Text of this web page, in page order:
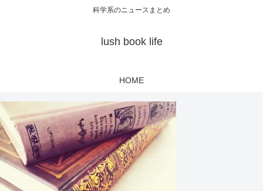
科学系のニュースまとめ
lush book life
HOME